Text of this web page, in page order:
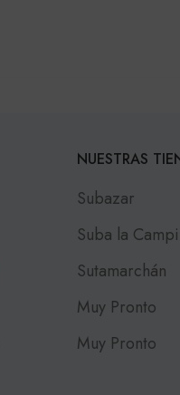
NUESTRAS
Subazar
Suba la
Sutamarchán
Muy Pronto
Muy Pronto